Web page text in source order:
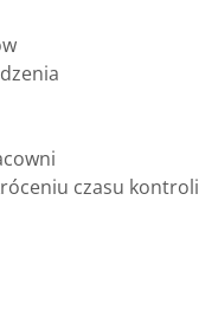
czasu kontroli